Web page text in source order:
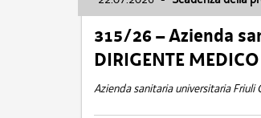
315/26 – Azienda
DIRIGENTE
Azienda sanitaria universitaria Friuli